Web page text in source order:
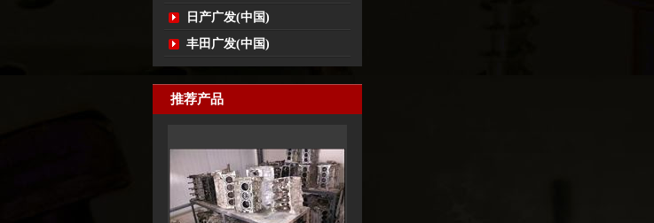
日产广发(中国)
丰田广发(中国)
推荐产品